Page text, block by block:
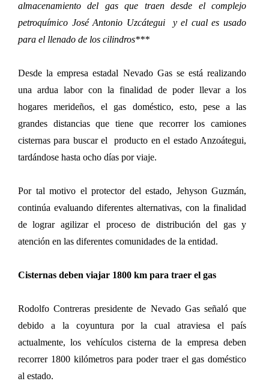
almacenamiento del gas que traen desde el complejo
petroquímico José Antonio Uzcátegui y el cual es usado
para el llenado de los cilindros***
Desde la empresa estadal Nevado Gas se está realizando
una ardua labor con la finalidad de poder llevar a los
hogares merideños, el gas doméstico, esto, pese a las
grandes distancias que tiene que recorrer los camiones
cisternas para buscar el producto en el estado Anzoátegui,
tardándose hasta ocho días por viaje.
Por tal motivo el protector del estado, Jehyson Guzmán,
continúa evaluando diferentes alternativas, con la finalidad
de lograr agilizar el proceso de distribución del gas y
atención en las diferentes comunidades de la entidad.
Cisternas deben viajar 1800 km para traer el gas
Rodolfo Contreras presidente de Nevado Gas señaló que
debido a la coyuntura por la cual atraviesa el país
actualmente, los vehículos cisterna de la empresa deben
recorrer 1800 kilómetros para poder traer el gas doméstico
al estado.